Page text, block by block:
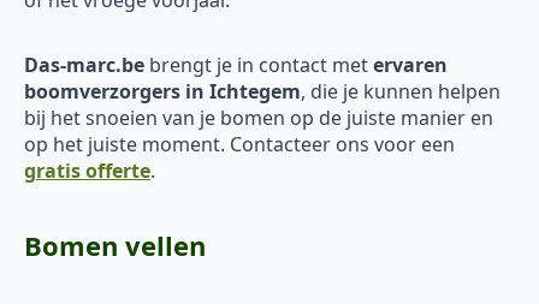
Das-marc.be brengt je in contact metervaren
boomverzorgers in Ichtegem, die je kunnen helpen
bij het snoeien van je bomen op de juiste manier en
op het juiste moment. Contacteer ons voor een
gratis offerte.
Bomen vellen